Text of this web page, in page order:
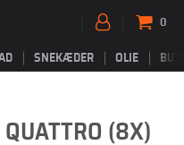
SNEKÆDER OLIE
0
(8X)